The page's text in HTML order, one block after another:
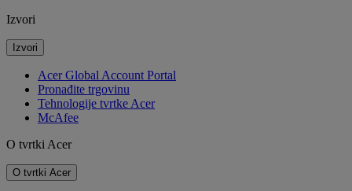
Izvori
Izvori
Acer Global Account Portal
Pronađite trgovinu
Tehnologije tvrtke Acer
McAfee
O tvrtki Acer
O tvrtki Acer